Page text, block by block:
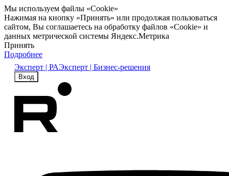
Мы используем файлы «Cookie»
Нажимая на кнопку «Принять» или продолжая пользоваться
сайтом, Вы соглашаетесь на обработку файлов «Cookie» и
данных метрической системы Яндекс.Метрика
Принять
Подробнее
Эксперт | РАЭксперт | Бизнес-решения
Вход